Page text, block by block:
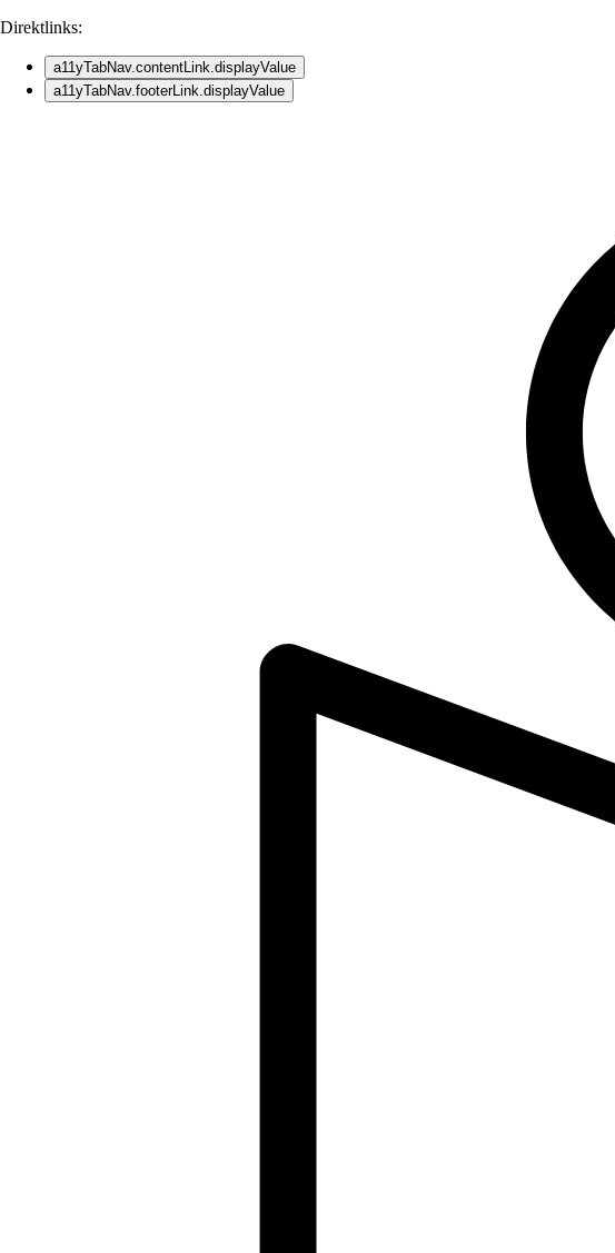
Direktlinks:
a11yTabNav.contentLink.displayValue
a11yTabNav.footerLink.displayValue